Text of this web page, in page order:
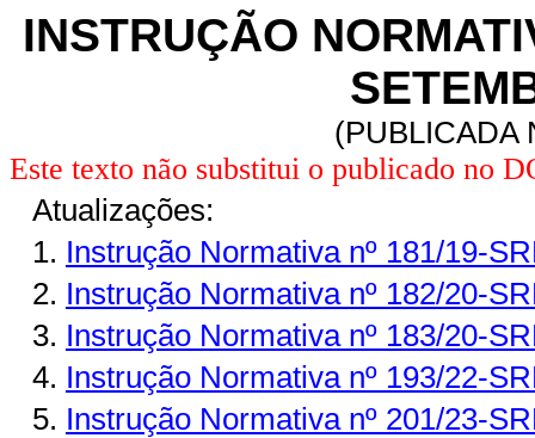
INSTRUÇÃO
(PUBLICADA
Este texto não substitui o publicado no
Atualizações:
1. Instrução Normativa nº 181/19-
2. Instrução Normativa nº 182/20-
3. Instrução Normativa nº 183/20-
4. Instrução Normativa nº 193/22-
5. Instrução Normativa nº 201/23-